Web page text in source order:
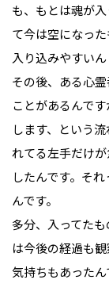
も、もとは魂が
て今は空になっ
入り込みやすいん
その後、ある心
ことがあるんで
します、という
れてる左手だけ
したんです。そ
んです。
多分、入ってた
は今後の経過も
気持ちもあったん